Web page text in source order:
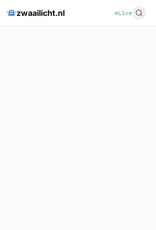
zwaailicht.nl Live